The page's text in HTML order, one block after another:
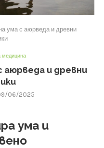
ума с аюрведа и древни
медицина
аюрведа и древни
06/2025
ума и